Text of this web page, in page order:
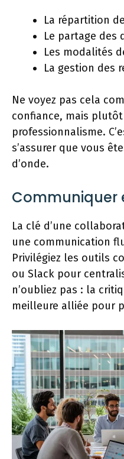
La répartition
Le partage des
Les modalités
La gestion des
Ne voyez pas cela
confiance, mais
professionnalisme.
s’assurer que vous
d’onde.
Communiquer
La clé d’une
une communication
Privilégiez les outils
ou Slack pour
n’oubliez pas : la
meilleure alliée pour